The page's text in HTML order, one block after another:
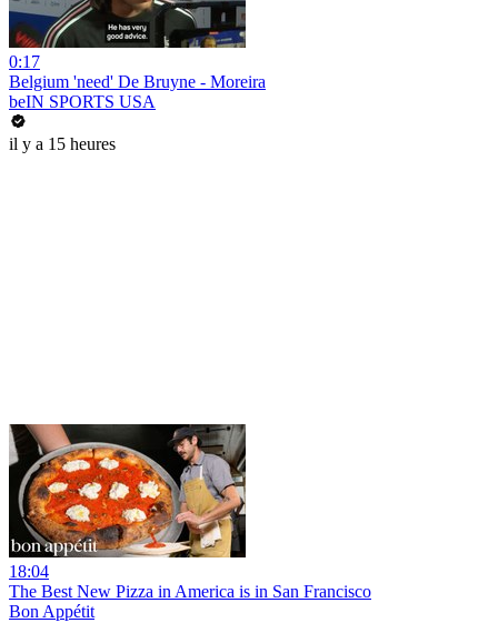
0:17
Belgium 'need' De Bruyne - Moreira
beIN SPORTS USA
il y a 15 heures
18:04
The Best New Pizza in America is in San Francisco
Bon Appétit